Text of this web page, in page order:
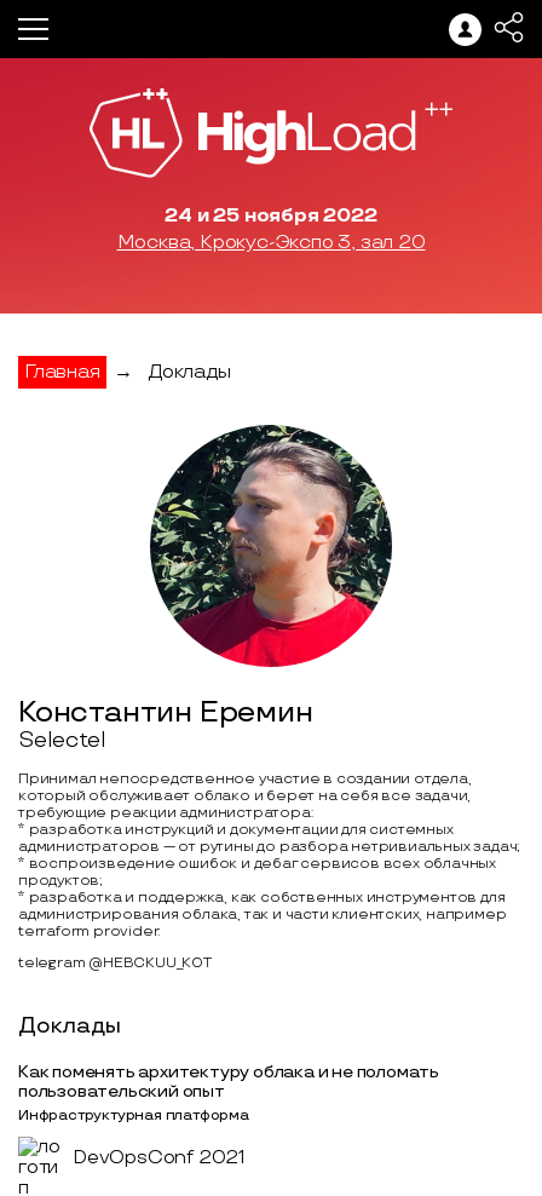
24 и 25 ноября 2022
Москва, Крокус-Экспо 3, зал 20
Главная → Доклады
Константин Еремин
Selectel
Принимал непосредственное участие в создании отдела,
который обслуживает облако и берет на себя все задачи,
требующие реакции администратора:
* разработка инструкций и документации для системных
администраторов — от рутины до разбора нетривиальных задач;
* воспроизведение ошибок и дебаг сервисов всех облачных
продуктов;
* разработка и поддержка, как собственных инструментов для
администрирования облака, так и части клиентских, например
terraform provider.
telegram @HEBCKUU_KOT
Доклады
Как поменять архитектуру облака и не поломать
пользовательский опыт
Инфраструктурная платформа
DevOpsConf 2021